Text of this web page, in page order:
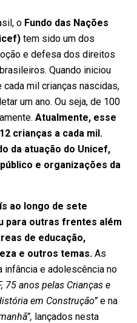
o Fundo das Nações
tem sido um dos
e defesa dos direitos
Quando iniciou
mil crianças nascidas,
um ano. Ou seja, de 100
Atualmente, esse
crianças a cada mil.
da atuação do Unicef,
e organizações da
ao longo de sete
para outras frentes além
de educação,
e outros temas. As
e adolescência no
75 anos pelas Crianças e
em Construção”e na
lançados nesta